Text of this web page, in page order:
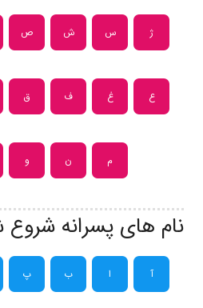
ژ س ش ص
ع غ ف ق
م ن و
نام های پسرانه شروع
آ ا ب پ